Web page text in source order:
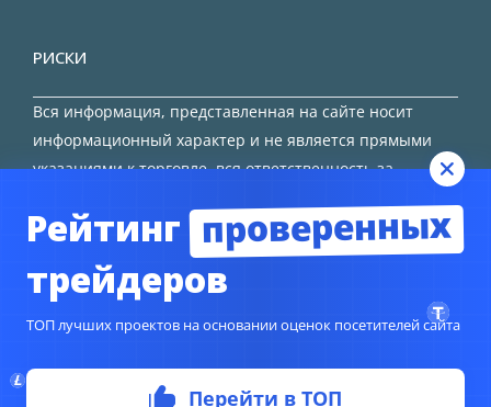
РИСКИ
Вся информация, представленная на сайте носит
информационный характер и не является прямыми
указаниями к торговле, вся ответственность за
© Copyright 2024TORFOREX.COM
Рейтинг проверенных
трейдеров
ТОП лучших проектов на основании оценок посетителей сайта
Перейти в ТОП